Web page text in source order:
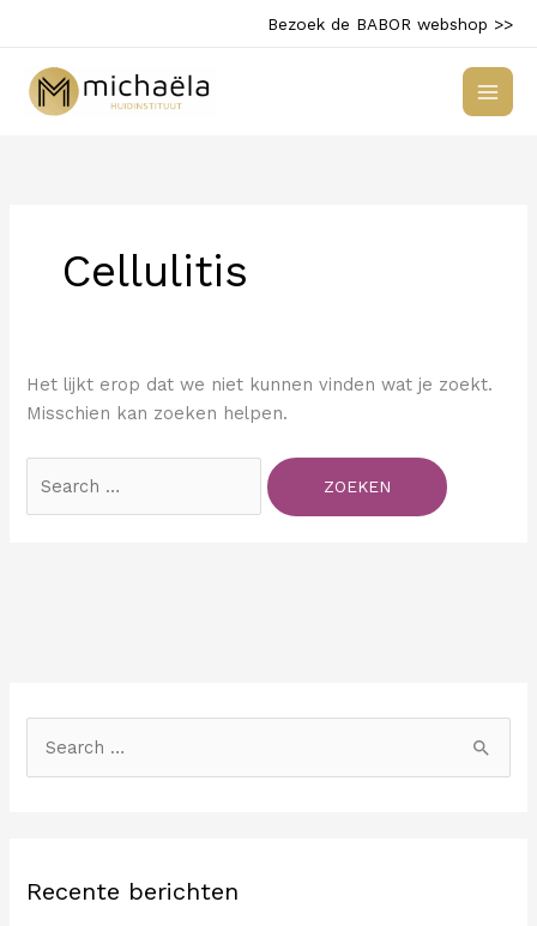
inhoud
Bezoek de BABOR webshop >>
Cellulitis
Het lijkt erop dat we niet kunnen vinden wat je zoekt.
Misschien kan zoeken helpen.
naar:
a
Recente berichten